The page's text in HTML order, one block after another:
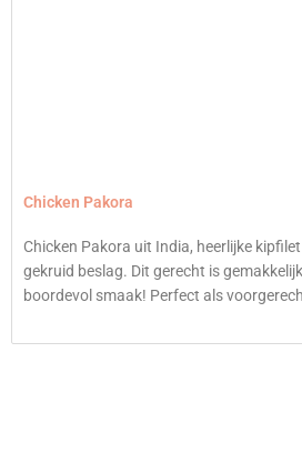
Chicken Pakora
Chicken Pakora uit India, heerlijke
gekruid beslag. Dit gerecht is
boordevol smaak! Perfect als